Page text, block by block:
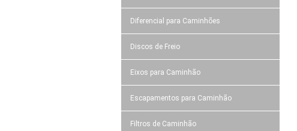
Diferencial para Caminhões
Discos de Freio
Eixos para Caminhão
Escapamentos para Caminhão
Filtros de Caminhão